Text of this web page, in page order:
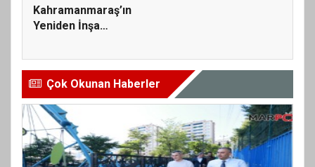
Kahramanmaraş’ın
Yeniden İnşa
Çok Okunan Haberler